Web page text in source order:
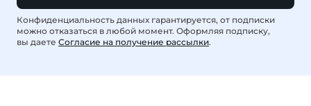
Конфиденциальность данных гарантируется, от подписки
можно отказаться в любой момент. Оформляя подписку,
вы даете Согласие на получение рассылки.